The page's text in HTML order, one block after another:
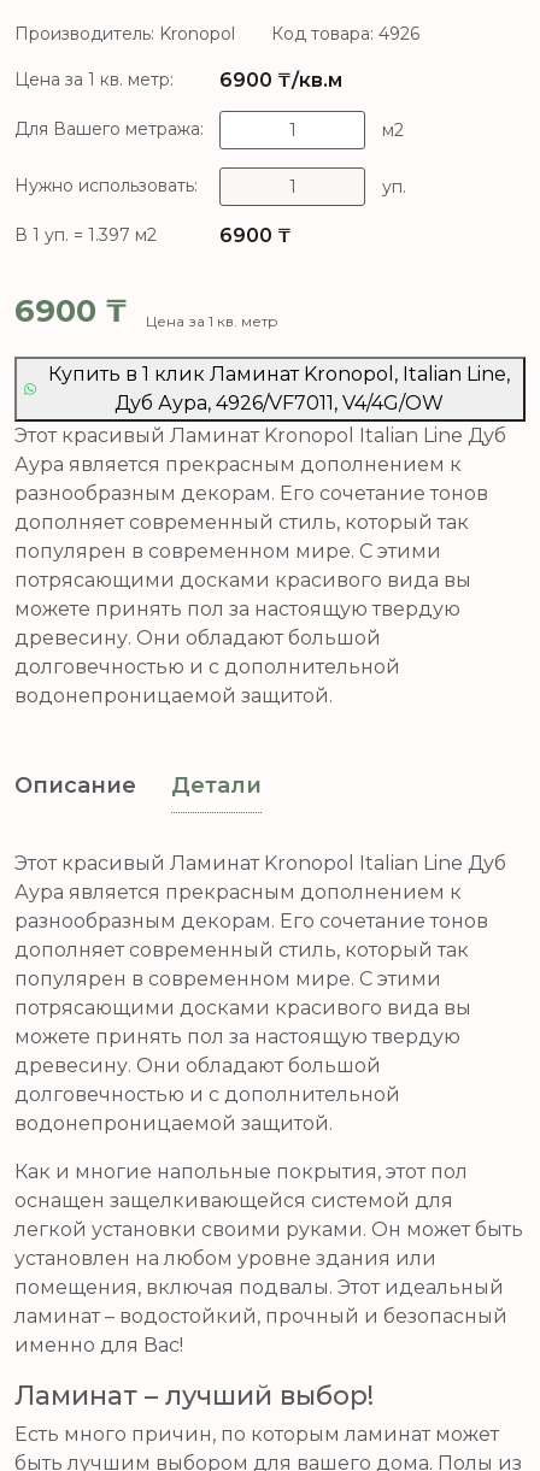
Производитель: Kronopol Код товара: 4926
Цена за 1 кв. метр: 6900 ₸/кв.м
Для Вашего метража: м2
Нужно использовать: уп.
В 1 уп. = 1.397 м2 6900 ₸
6900 ₸ Цена за 1 кв. метр
Купить в 1 клик Ламинат Kronopol, Italian Line,
Дуб Аура, 4926/VF7011, V4/4G/OW
Этот красивый Ламинат Kronopol Italian Line Дуб
Аура является прекрасным дополнением к
разнообразным декорам. Его сочетание тонов
дополняет современный стиль, который так
популярен в современном мире. С этими
потрясающими досками красивого вида вы
можете принять пол за настоящую твердую
древесину. Они обладают большой
долговечностью и с дополнительной
водонепроницаемой защитой.
Описание Детали
Этот красивый Ламинат Kronopol Italian Line Дуб
Аура является прекрасным дополнением к
разнообразным декорам. Его сочетание тонов
дополняет современный стиль, который так
популярен в современном мире. С этими
потрясающими досками красивого вида вы
можете принять пол за настоящую твердую
древесину. Они обладают большой
долговечностью и с дополнительной
водонепроницаемой защитой.
Как и многие напольные покрытия, этот пол
оснащен защелкивающейся системой для
легкой установки своими руками. Он может быть
установлен на любом уровне здания или
помещения, включая подвалы. Этот идеальный
ламинат – водостойкий, прочный и безопасный
именно для Вас!
Ламинат – лучший выбор!
Есть много причин, по которым ламинат может
быть лучшим выбором для вашего дома. Полы из